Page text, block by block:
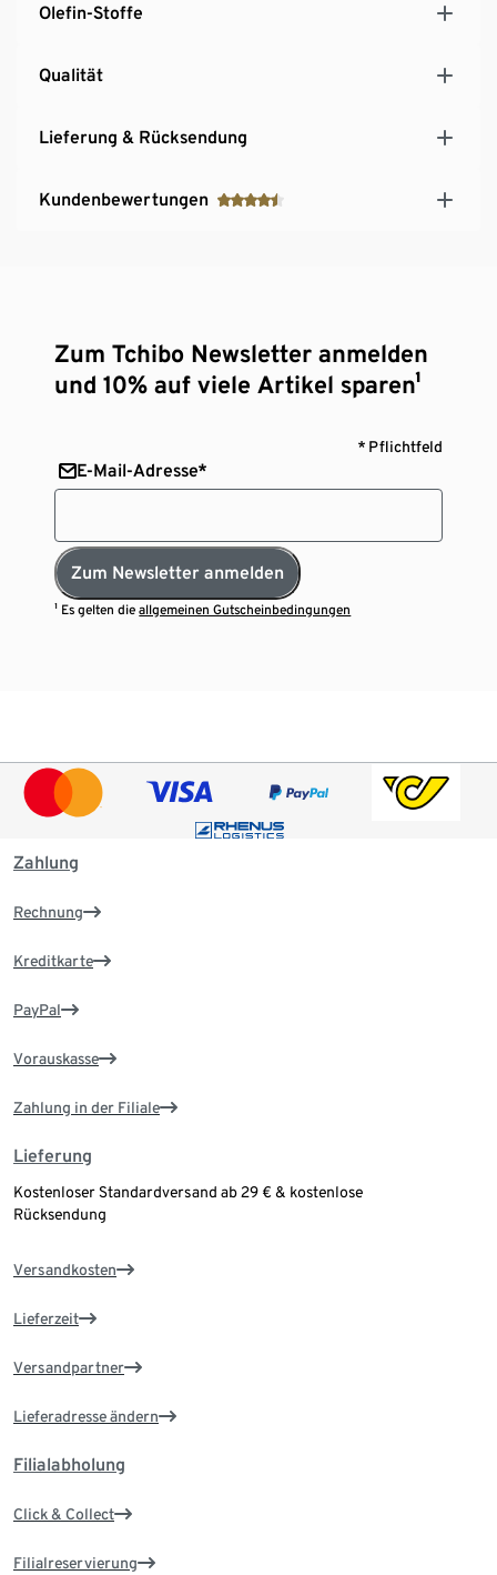
Olefin-Stoffe
Qualität
Lieferung & Rücksendung
Kundenbewertungen
Zum Tchibo Newsletter anmelden
und 10% auf viele Artikel sparen¹
* Pflichtfeld
E-Mail-Adresse*
Zum Newsletter anmelden
¹ Es gelten dieallgemeinen Gutscheinbedingungen
Zahlung
Rechnung
Kreditkarte
PayPal
Vorauskasse
Zahlung in der Filiale
Lieferung
Kostenloser Standardversand ab 29 € & kostenlose
Rücksendung
Versandkosten
Lieferzeit
Versandpartner
Lieferadresse ändern
Filialabholung
Click & Collect
Filialreservierung